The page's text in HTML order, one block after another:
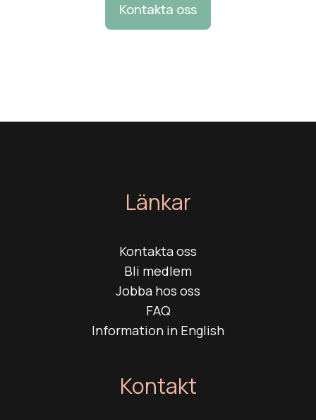
Kontakta oss
Länkar
Kontakta oss
Bli medlem
Jobba hos oss
FAQ
Information in English
Kontakt